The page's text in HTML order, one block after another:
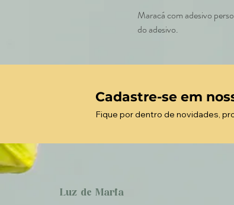
Maracá com adesivo
do adesivo.
Cadastre-se em
Fique por dentro de novidades,
Luz de Maria